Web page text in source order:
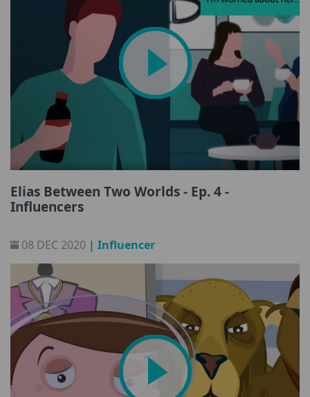
Elias Between Two Worlds - Ep. 4 -
Influencers
08 DEC 2020 | Influencer